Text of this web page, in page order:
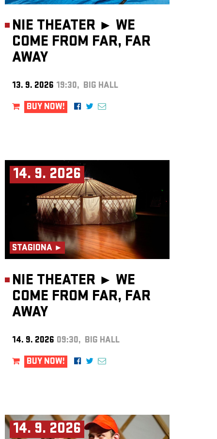
NIE THEATER ► WE
COME FROM FAR, FAR
AWAY
13. 9. 2026 19:30, BIG HALL
BUY NOW!
14. 9. 2026
STAGIONA ►
NIE THEATER ► WE
COME FROM FAR, FAR
AWAY
14. 9. 2026 09:30, BIG HALL
BUY NOW!
14. 9. 2026